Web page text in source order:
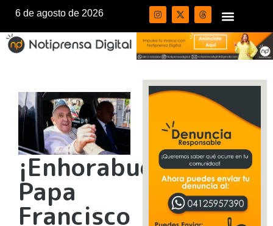
6 de agosto de 2026
¡Enhorabuena!
Papa
Francisco